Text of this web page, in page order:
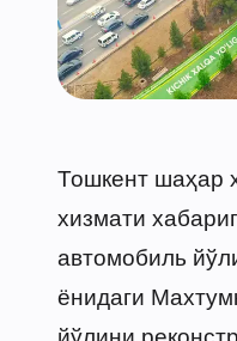
Тошкент шаҳар
хизмати
автомобиль
ёнидаги
йўлини